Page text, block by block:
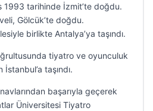
1993 tarihinde İzmit’te doğdu.
Gölcük’te doğdu.
birlikte Antalya’ya taşındı.
tiyatro ve oyunculuk
taşındı.
başarıyla geçerek
Üniversitesi Tiyatro